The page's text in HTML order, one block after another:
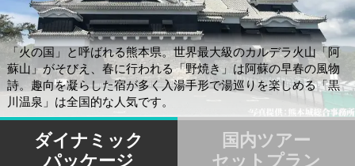
「火の国」と呼ばれる熊本県。世界最大級のカルデラ火山「阿
蘇山」がそびえ、春に行われる「野焼き」は阿蘇の早春の風物
詩。趣向を凝らした宿が多く入湯手形で湯巡りを楽しめる「黒
川温泉」は全国的な人気です。
ダイナミック
パッケージ
国内ツアー
セットプラン